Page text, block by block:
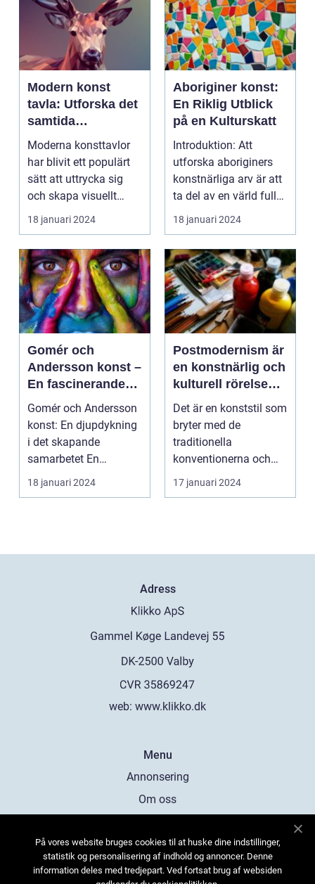
Modern konst
tavla: Utforska det
samtida
konstlandskapet
Moderna konsttavlor
har blivit ett populärt
sätt att uttrycka sig
och skapa visuellt
engagerande kon...
18 januari 2024
Aboriginer konst:
En Riklig Utblick
på en Kulturskatt
Introduktion: Att
utforska aboriginers
konstnärliga arv är att
ta del av en värld full
av rikedom oc...
18 januari 2024
Gomér och
Andersson konst –
En fascinerande
utforskning av det
kreativa
samarbetet
Gomér och Andersson
konst: En djupdykning
i det skapande
samarbetet En
övergripande, grundlig
över...
18 januari 2024
Postmodernism är
en konstnärlig och
kulturell rörelse
som började ta
form under 1960-
talet och fortsatte
att växa i
de kommande
årtiondena
Det är en konststil som
bryter med de
traditionella
konventionerna och
utmanar den
etablerade normen...
17 januari 2024
Adress
web: www.klikko.dk
Menu
Annonsering
Om oss
Kontakta oss
Sitemap
På vores website bruges cookies til at huske dine indstillinger,
statistik og personalisering af indhold og annoncer. Denne
information deles med tredjepart. Ved fortsat brug af websiden